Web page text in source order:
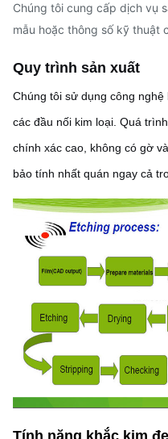
Chúng tôi cung cấp dịch vụ
mẫu hoặc thông số kỹ thuật
Quy trình sản xuất
Chúng tôi sử dụng công
các đầu nối kim loại. Quá
chính xác cao, không có gờ
bảo tính nhất quán ngay cả
Tính năng khắc kim